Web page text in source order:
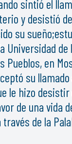
sintió el
y desistió
su
Universidad de
Pueblos, en
su llamado
le hizo desistir
de una vida
través de la